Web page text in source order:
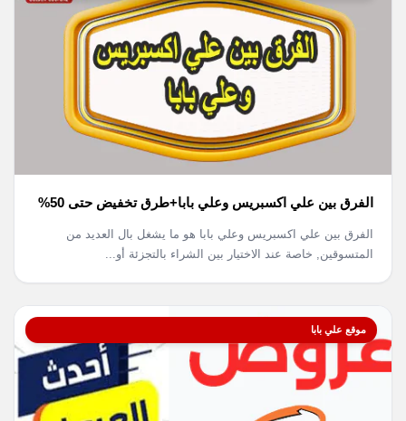
الفرق بين علي اكسبريس وعلي بابا+طرق تخفيض حتى 50%
الفرق بين علي اكسبريس وعلي بابا هو ما يشغل بال العديد من
المتسوقين, خاصة عند الاختيار بين الشراء بالتجزئة أو...
موقع علي بابا